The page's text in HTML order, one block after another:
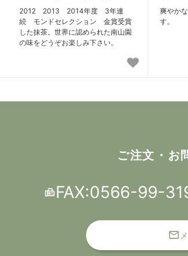
2012 2013 2014年度 3年連
続 モンドセレクション 金賞受賞
した抹茶。世界に認められた南山園
の味をどうぞお楽しみ下さい。
爽やか
す。
ご注文・お
FAX:0566-99-